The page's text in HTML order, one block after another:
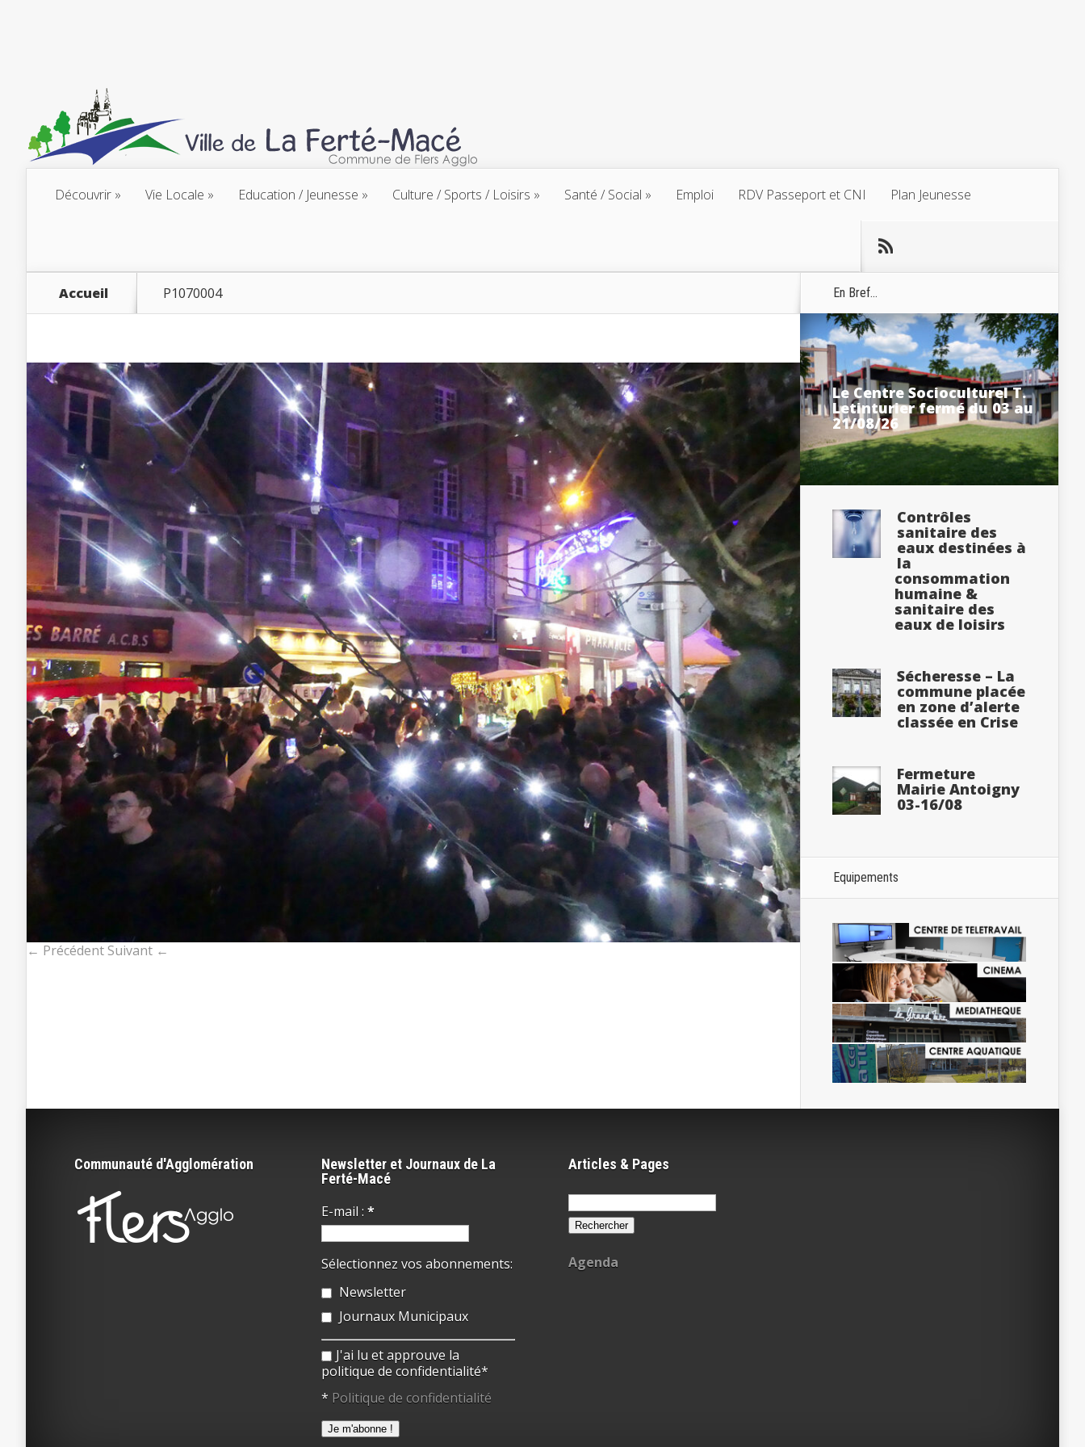
Découvrir Vie Locale Education / Jeunesse Culture / Sports / Loisirs Santé / Social Emploi RDV Passeport et CNI Plan Jeunesse
Accueil P1070004
← Précédent Suivant ←
En Bref...
Le Centre Socioculturel T.
Letinturier fermé du 03 au
21/08/26
Contrôles
sanitaire des
eaux destinées à
la
consommation
humaine &
sanitaire des
eaux de loisirs
Sécheresse – La
commune placée
en zone d’alerte
classée en Crise
Fermeture
Mairie Antoigny
03-16/08
Equipements
Communauté d'Agglomération
Newsletter et Journaux de La
Ferté-Macé
E-mail : *
Sélectionnez vos abonnements:
Newsletter
Journaux Municipaux
J'ai lu et approuve la
politique de confidentialité*
* Politique de confidentialité
Articles & Pages
Rechercher :
Agenda